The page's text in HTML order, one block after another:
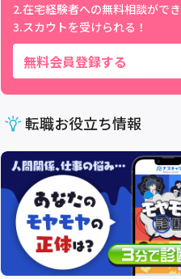
2.在宅経験者への無料相談ができ
3.スカウトを受けられる！
無料会員登録する
転職お役立ち情報